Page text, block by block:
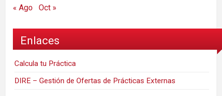
« Ago Oct »
Enlaces
Calcula tu Práctica
DIRE – Gestión de Ofertas de Prácticas Externas